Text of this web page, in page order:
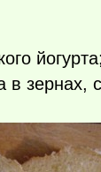
в зернах,